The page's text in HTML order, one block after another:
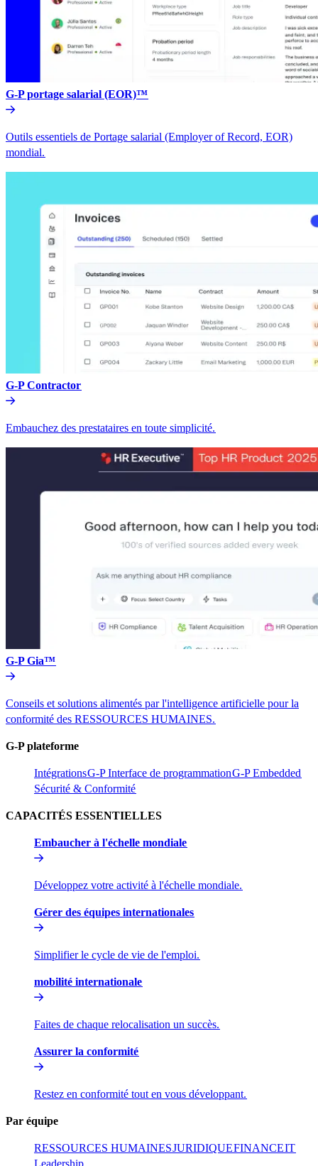
G-P portage salarial (EOR)™​​
Outils essentiels de Portage salarial (Employer of Record, EOR)
mondial.​​
G-P Contractor​​
Embauchez des prestataires en toute simplicité.​​
G-P Gia™​​
Conseils et solutions alimentés par l'intelligence artificielle pour la
conformité des RESSOURCES HUMAINES.​​
G-P plateforme​​
Intégrations​​G-P Interface de programmation​​G-P Embedded​​
Sécurité & Conformité​​
CAPACITÉS ESSENTIELLES​​
Embaucher à l'échelle mondiale​​
Développez votre activité à l'échelle mondiale.​​
Gérer des équipes internationales​​
Simplifier le cycle de vie de l'emploi.​​
mobilité internationale​​
Faites de chaque relocalisation un succès.​​
Assurer la conformité​​
Restez en conformité tout en vous développant.​​
Par équipe​​
RESSOURCES HUMAINES​​JURIDIQUE​​FINANCE​​IT​​
Leadership​​